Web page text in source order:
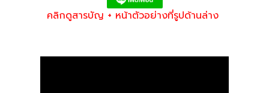
คลิกดูสารบัญ + หน้าตัวอย่างที่รูปด้านล่าง